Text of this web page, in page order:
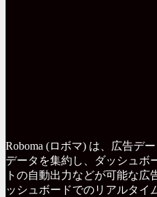
Roboma (ロボマ) は、広告デ
データを集約し、ダッシュボ
トの自動出力などが可能な
ッシュボードでのリアルタイ